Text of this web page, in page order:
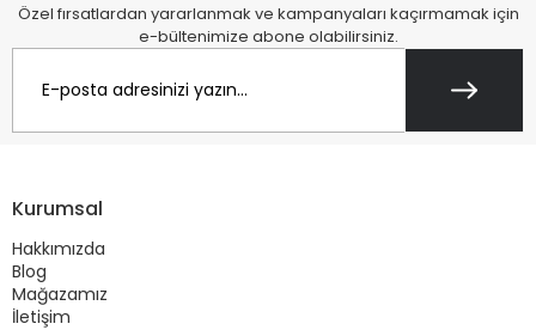
Özel fırsatlardan yararlanmak ve kampanyaları kaçırmamak için
e-bültenimize abone olabilirsiniz.
Kurumsal
Hakkımızda
Blog
Mağazamız
İletişim